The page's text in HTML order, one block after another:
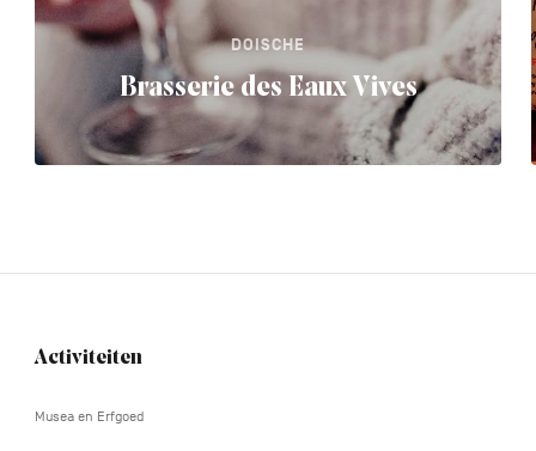
DOISCHE
Brasserie des Eaux Vives
Navigation
Activiteiten
Musea en Erfgoed